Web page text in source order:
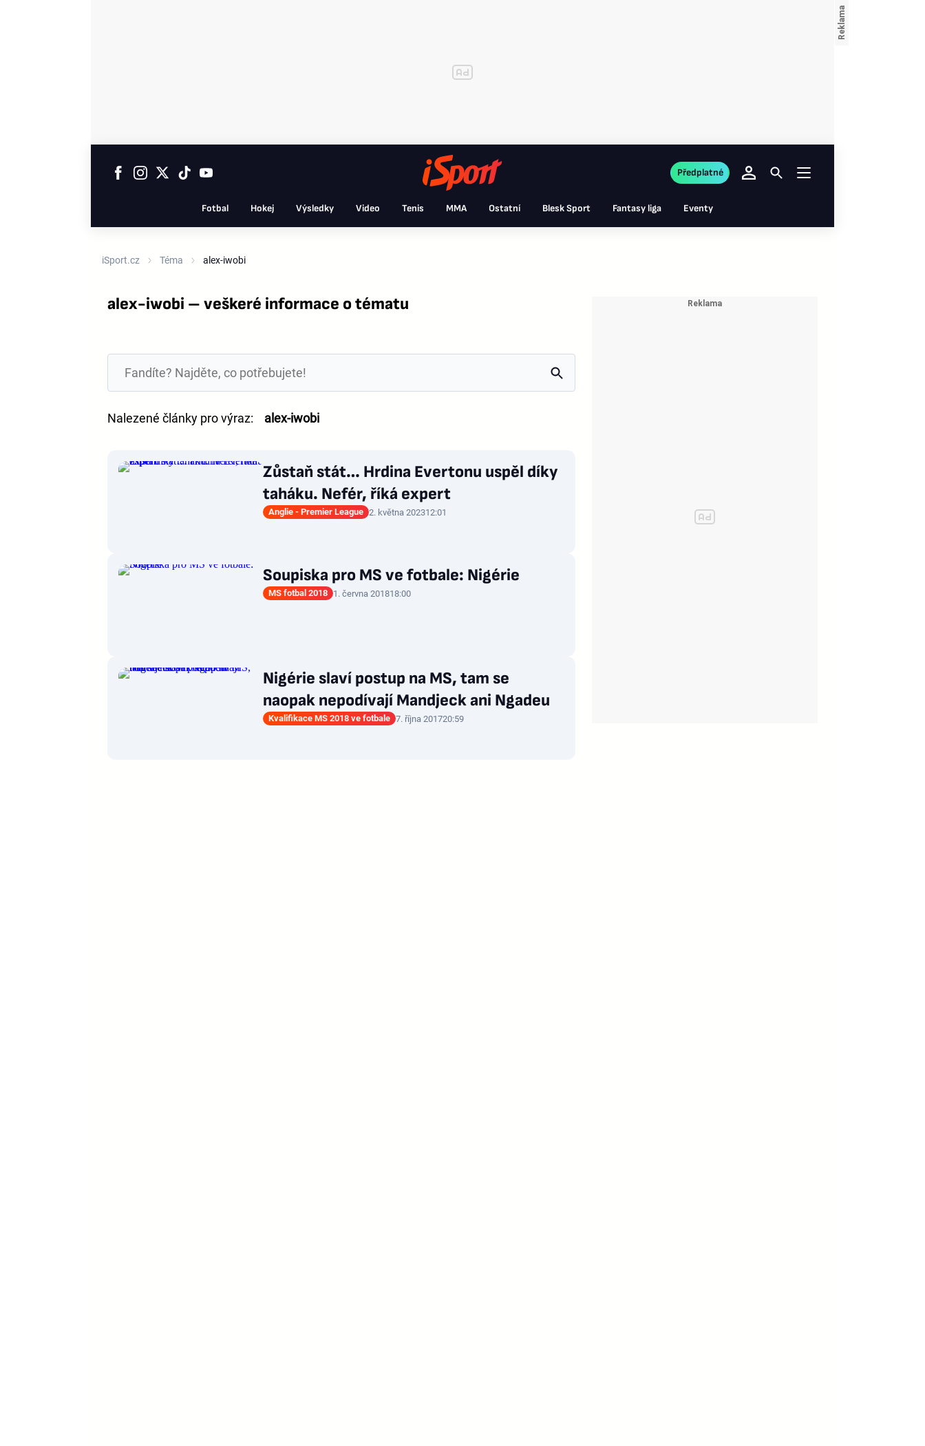
Fotbal Hokej Výsledky Video Tenis MMA Ostatní Blesk Sport Fantasy liga Eventy
Předplatné
iSport.cz Téma alex-iwobi
alex-iwobi – veškeré informace o tématu
Nalezené články pro výraz: alex-iwobi
Zůstaň stát… Hrdina Evertonu uspěl díky
taháku. Nefér, říká expert
Anglie - Premier League 2. května 202312:01
Soupiska pro MS ve fotbale: Nigérie
MS fotbal 2018 1. června 201818:00
Nigérie slaví postup na MS, tam se
naopak nepodívají Mandjeck ani Ngadeu
Kvalifikace MS 2018 ve fotbale 7. října 201720:59